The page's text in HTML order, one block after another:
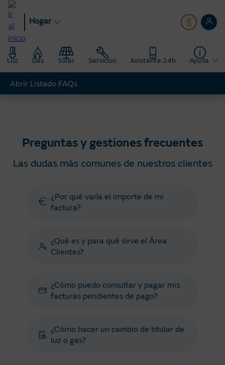
Pasar
contenido
principal
Hogar
Luz Gas Solar Servicios Asistente 24h Ayuda
Hogar Ayuda Preguntas y gestiones frecuentes
Preguntas y gestiones frecuentes
Las dudas más comunes de nuestros clientes
¿Por qué varía el importe de mi
factura?
¿Qué es y para qué sirve el Área
Clientes?
¿Cómo puedo consultar y pagar mis
facturas pendientes de pago?
¿Cómo hacer un cambio de titular de
luz o gas?
Abrir Listado FAQs